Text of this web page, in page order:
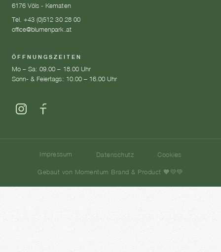
6176 Völs - Kematen
Tel. +43 (0)512 30 28 00
office@blumenpark.at
ÖFFNUNGSZEITEN
Mo – Sa: 09.00 – 18.00 Uhr
Sonn- & Feiertags: 10.00 – 16.00 Uhr
Impressum Datenschutz Cookies
Gebaut von Momentum Brand & Product 🧡💛💚